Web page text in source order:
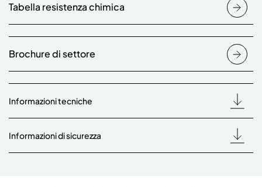
Tabella resistenza chimica
Brochure di settore
Informazioni tecniche
Informazioni di sicurezza